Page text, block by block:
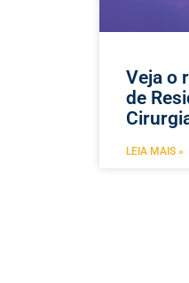
Veja o
de
LEIA MAIS »